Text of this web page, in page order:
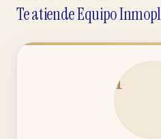
Te atiende Equipo
I